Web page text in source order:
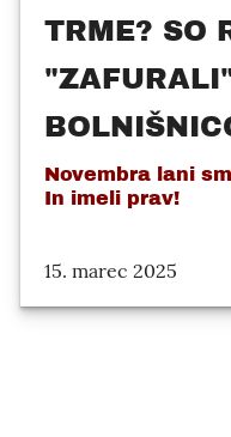
TRME? SO
Novembra lani
In imeli prav!
15. marec 2025